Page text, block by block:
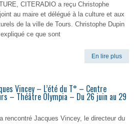
CITERADIO a reçu Christophe
au maire et délégué à la culture et aux
de la ville de Tours. Christophe Dupin
expliqué ce que sont
En lire plus
Vincey – L’été du T° – Centre
– Théâtre Olympia – Du 26 juin au 29
rencontré Jacques Vincey, le directeur du